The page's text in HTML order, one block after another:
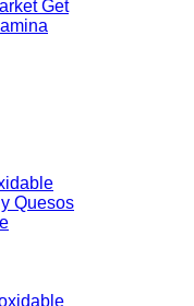
Get
Quesos